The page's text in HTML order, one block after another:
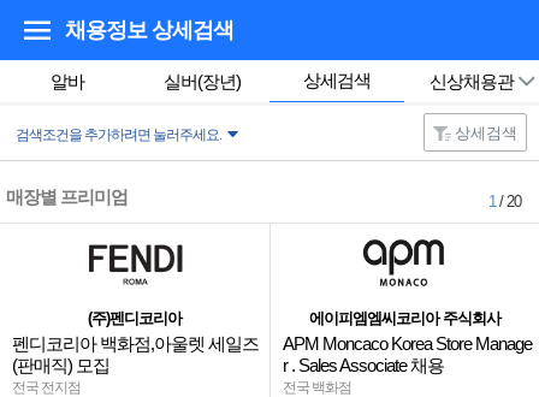
채용정보 상세검색
알바 실버(장년) 상세검색 신상채용관
검색조건을 추가하려면 눌러주세요. 상세검색
매장별 프리미엄 1/ 20
(주)펜디코리아
펜디코리아 백화점,아울렛 세일즈
(판매직) 모집
전국 전지점
에이피엠엠씨코리아 주식회사
APM Moncaco Korea Store Manage
r . Sales Associate 채용
전국 백화점